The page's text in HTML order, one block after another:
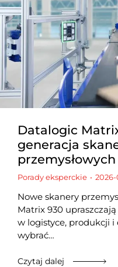
Datalogic
generacja
przemysłowych
Porady eksperckie
Nowe skanery
Matrix 930
w logistyce, produkcji
wybrać…
Czytaj dalej